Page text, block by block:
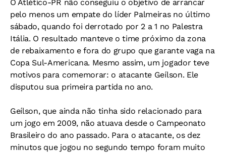
O Atlético-PR não conseguiu o objetivo de arrancar
pelo menos um empate do líder Palmeiras no último
sábado, quando foi derrotado por 2 a 1 no Palestra
Itália. O resultado manteve o time próximo da zona
de rebaixamento e fora do grupo que garante vaga na
Copa Sul-Americana. Mesmo assim, um jogador teve
motivos para comemorar: o atacante Geílson. Ele
disputou sua primeira partida no ano.
Geílson, que ainda não tinha sido relacionado para
um jogo em 2009, não atuava desde o Campeonato
Brasileiro do ano passado. Para o atacante, os dez
minutos que jogou no segundo tempo foram muito